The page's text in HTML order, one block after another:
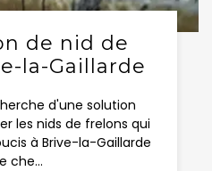
de nid de
la-Gaillarde
d'une solution
les nids de frelons qui
à Brive-la-Gaillarde
che...